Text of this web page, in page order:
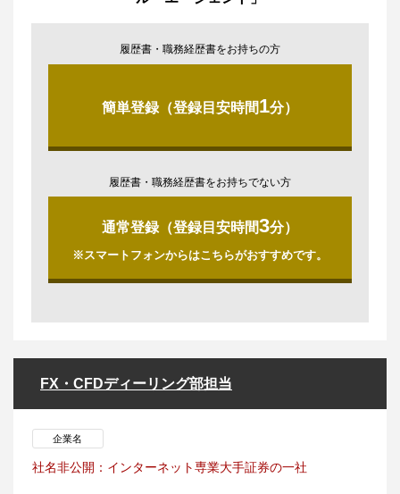
履歴書・職務経歴書をお持ちの方
簡単登録（登録目安時間1分）
履歴書・職務経歴書をお持ちでない方
通常登録（登録目安時間3分）
※スマートフォンからはこちらがおすすめです。
FX・CFDディーリング部担当
企業名
社名非公開：インターネット専業大手証券の一社